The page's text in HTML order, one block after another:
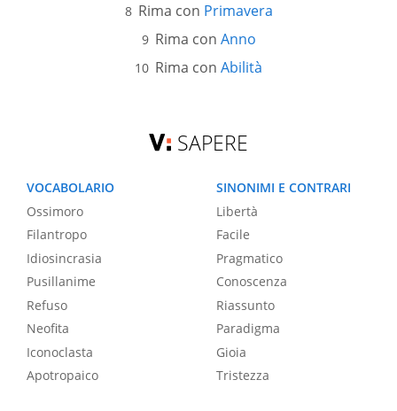
Rima con Primavera
Rima con Anno
Rima con Abilità
SAPERE
VOCABOLARIO
Ossimoro
Filantropo
Idiosincrasia
Pusillanime
Refuso
Neofita
Iconoclasta
Apotropaico
SINONIMI E CONTRARI
Libertà
Facile
Pragmatico
Conoscenza
Riassunto
Paradigma
Gioia
Tristezza